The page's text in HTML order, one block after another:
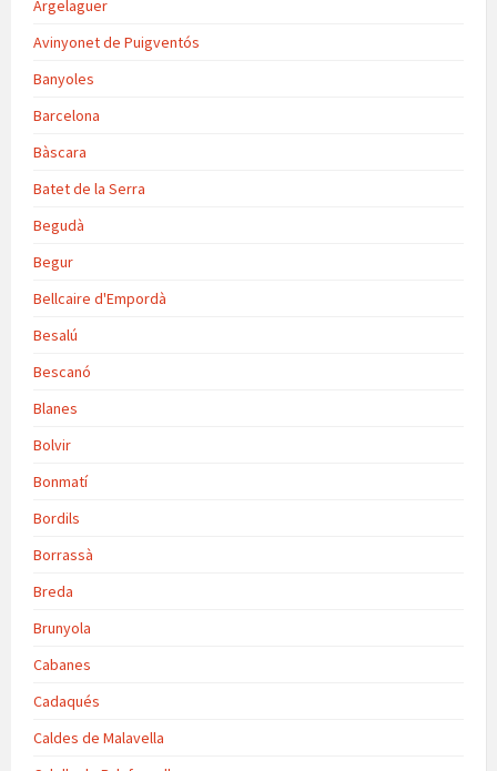
Argelaguer
Avinyonet de Puigventós
Banyoles
Barcelona
Bàscara
Batet de la Serra
Begudà
Begur
Bellcaire d'Empordà
Besalú
Bescanó
Blanes
Bolvir
Bonmatí
Bordils
Borrassà
Breda
Brunyola
Cabanes
Cadaqués
Caldes de Malavella